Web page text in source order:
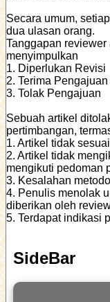
Secara umum,
dua ulasan orang.
Tanggapan
menyimpulkan
1. Diperlukan Revisi
2. Terima Pengajuan
3. Tolak Pengajuan
Sebuah artikel
pertimbangan,
1. Artikel tidak
2. Artikel tidak
mengikuti pedoman
3. Kesalahan
4. Penulis menolak
diberikan oleh
5. Terdapat indikasi
SideBar